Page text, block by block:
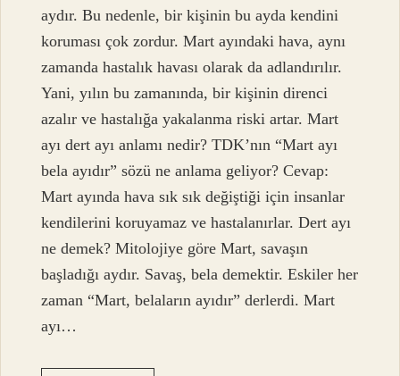
aydır. Bu nedenle, bir kişinin bu ayda kendini
koruması çok zordur. Mart ayındaki hava, aynı
zamanda hastalık havası olarak da adlandırılır.
Yani, yılın bu zamanında, bir kişinin direnci
azalır ve hastalığa yakalanma riski artar. Mart
ayı dert ayı anlamı nedir? TDK’nın “Mart ayı
bela ayıdır” sözü ne anlama geliyor? Cevap:
Mart ayında hava sık sık değiştiği için insanlar
kendilerini koruyamaz ve hastalanırlar. Dert ayı
ne demek? Mitolojiye göre Mart, savaşın
başladığı aydır. Savaş, bela demektir. Eskiler her
zaman “Mart, belaların ayıdır” derlerdi. Mart
ayı…